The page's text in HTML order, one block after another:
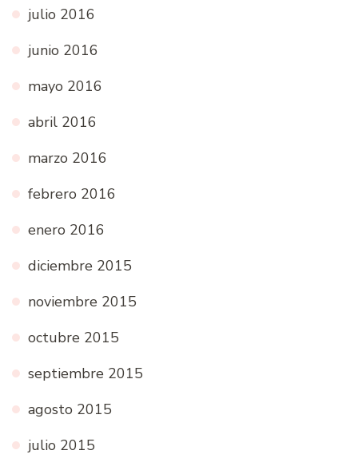
julio 2016
junio 2016
mayo 2016
abril 2016
marzo 2016
febrero 2016
enero 2016
diciembre 2015
noviembre 2015
octubre 2015
septiembre 2015
agosto 2015
julio 2015